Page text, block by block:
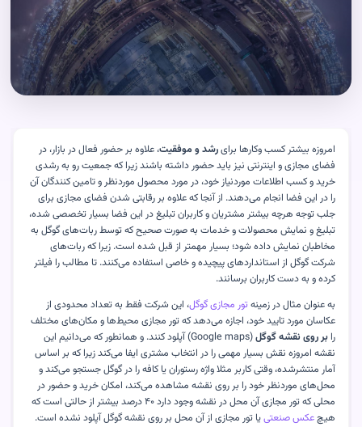
امروزه بیشتر کسب وکارها برایرشد و موفقیت، علاوه بر حضور فعال در بازار، در
فضای مجازی و اینترنتی نیز باید حضور داشته باشند زیرا که جمعیت رو به رشدی
خرید و کسب اطلاعات موردنیاز خود، در مورد محصول موردنظر و تامین کنندگان آن
را در این فضا انجام می‌دهند. از آنجا که علاوه بر رقابتی شدن فضای مجازی برای
جلب توجه هرچه بیشتر مشتریان و کاربران تبلیغ در این فضا بسیار تخصصی شده،
تبلیغ و نمایش محصولات و خدمات به صورت صحیح که توسط ربات‌های گوگل به
مخاطبان نمایش داده شود؛ بسیار مهمتر از قبل شده است. زیرا که ربات‌های
شرکت گوگل از استانداردهای پیچیده و خاصی استفاده می‌کنند. تا مطالب را فیلتر
کرده و به دست کاربران برسانند.
به عنوان مثال در زمینهتور مجازی گوگل، این شرکت فقط به تعداد محدودی از
عکاسان مورد تایید خود، اجازه می‌دهد که تور مجازی محیط‌ها و مکان‌های مختلف
را بر روی نقشه گوگل(Google maps)
آپلود کنند. و همانطور که می‌دانیم این
نقشه امروزه نقش بسیار مهمی را در انتخاب مشتری ایفا می‌کند زیرا که بر اساس
آمار منتشرشده، وقتی کاربر مثلا واژه رستوران یا کافه را در گوگل جستجو می‌کند و
محل‌های موردنظر خود را بر روی نقشه مشاهده می‌کند، امکان خرید و حضور در
محلی که تور مجازی آن محل در نقشه وجود دارد ۴۰ درصد بیشتر از حالتی است که
هیچعکس صنعتییا تور مجازی‌ از آن محل بر روی نقشه گوگل آپلود نشده است.